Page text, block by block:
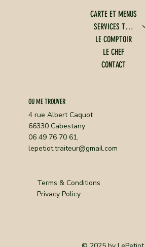
CARTE ET MENUS
SERVICES TRAITEUR
LE COMPTOIR
LE CHEF
CONTACT
OU ME TROUVER
4 rue Albert Caquot
66330 Cabestany
06 49 76 70 61,
lepetiot.traiteur@gmail.com
Terms & Conditions
Privacy Policy